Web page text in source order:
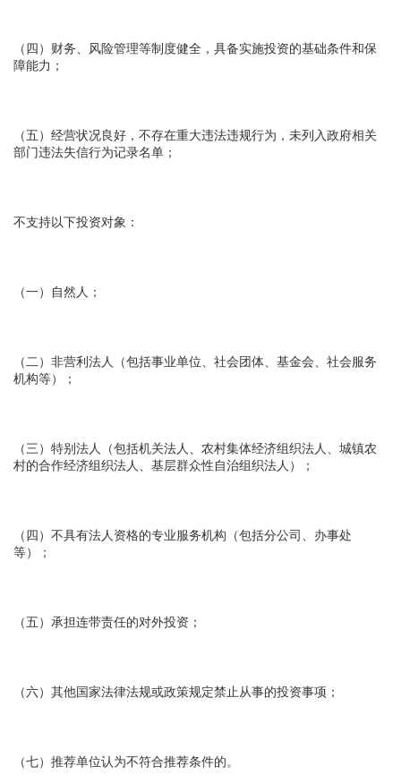
（四）财务、风险管理等制度健全，具备实施投资的基础条件和保
障能力；
（五）经营状况良好，不存在重大违法违规行为，未列入政府相关
部门违法失信行为记录名单；
不支持以下投资对象：
（一）自然人；
（二）非营利法人（包括事业单位、社会团体、基金会、社会服务
机构等）；
（三）特别法人（包括机关法人、农村集体经济组织法人、城镇农
村的合作经济组织法人、基层群众性自治组织法人）；
（四）不具有法人资格的专业服务机构（包括分公司、办事处
等）；
（五）承担连带责任的对外投资；
（六）其他国家法律法规或政策规定禁止从事的投资事项；
（七）推荐单位认为不符合推荐条件的。